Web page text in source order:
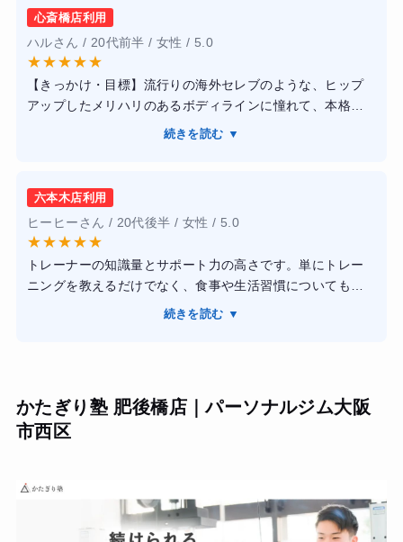
トレーナーの方々が皆さん現役のフィジーク選手などで、
指導の説得力が違います。フォームの細かな修正から、モ
チベーションを維持する声掛けまで完璧でした。施設も非
常に清潔で高級感があり、通うのが楽しみになる空間で
す。無理な食事制限はなく、糖質を適切に摂りながら体を
作る方針も自分に合っていました。
正しいトレーニング習慣が身についたのが最大の収穫で
す。
心斎橋店利用
ハルさん / 20代前半 / 女性 / 5.0
★★★★★
【きっかけ・目標】流行りの海外セレブのような、ヒップ
アップしたメリハリのあるボディラインに憧れて、本格的
なボディメイクを目的に入会しました。
は非常にフレンドリーで、私の目指す体型に特化したスク
ワットのバリエーションやマシンの使い方を網羅的に教え
てくれました。モチベーションが落ちそうな時も上手く言
葉をかけて引っ張ってくれました。
【結果・変化】3ヶ月の継続でお尻の位置が目に見えて上が
り、ウエストとの高低差がはっきりした綺麗なシルエット
を作ることができました。食事の栄養バランスへの知識も
続きを読む ▼
六本木店利用
ヒーヒーさん / 20代後半 / 女性 / 5.0
★★★★★
トレーナーの知識量とサポート力の高さです。単にトレー
ニングを教えるだけでなく、食事や生活習慣についても細
かくアドバイスしてもらえるため、無理なく続けることが
く、本気で身体を変えたい人には満足度の高いジムだと感
じました。
続きを読む ▼
かたぎり塾 肥後橋店｜パーソナルジム大阪
市西区